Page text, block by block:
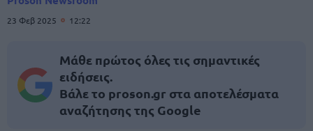
23 Φεβ 2025 12:22
Μάθε πρώτος όλες τις σημαντικές
ειδήσεις.
Βάλε το proson.gr στα αποτελέσματα
αναζήτησης της Google